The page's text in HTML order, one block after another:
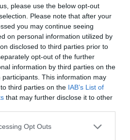
please use the below opt-out
Please note that after your
you may continue seeing
on personal information utilized by
disclosed to third parties prior to
opt-out of the further
information by third parties on the
participants. This information may
third parties on the IAB’s List of
that may further disclose it to other
app uses one or more Google
Opt Outs
σε δεξαμενόπλοιο
Καλά στην υγεία